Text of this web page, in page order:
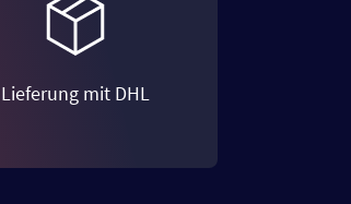
Lieferung mit DHL